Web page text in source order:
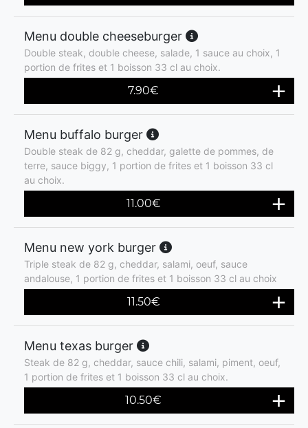
Menu double cheeseburger
Double steak, double cheese, salade, 1 sauce au choix, 1
portion de frites et 1 boisson 33 cl au choix.
7.90€
Menu buffalo burger
Double steak de 82 g, cheddar, galette de pommes, de
terre, sauce biggy, 1 portion de frites et 1 boisson 33 cl
au choix.
11.00€
Menu new york burger
Triple steak de 82 g, cheddar, salami, oeuf, sauce
andalouse, 1 portion de frites et 1 boisson 33 cl au choix
11.50€
Menu texas burger
Steak de 82 g, cheddar, sauce chili, salami, piment, oeuf,
1 portion de frites et 1 boisson 33 cl au choix.
10.50€